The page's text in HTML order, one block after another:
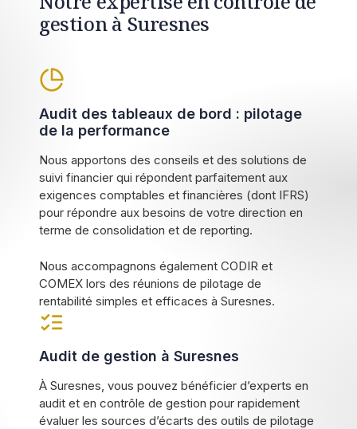
gestion à Suresnes
Audit des tableaux de bord : pilotage
de la performance
Nous apportons des conseils et des solutions de
suivi financier qui répondent parfaitement aux
exigences comptables et financières (dont IFRS)
pour répondre aux besoins de votre direction en
terme de consolidation et de reporting.
Nous accompagnons également CODIR et
COMEX lors des réunions de pilotage de
rentabilité simples et efficaces à Suresnes.
Audit de gestion à Suresnes
À Suresnes, vous pouvez bénéficier d’experts en
audit et en contrôle de gestion pour rapidement
évaluer les sources d’écarts des outils de pilotage